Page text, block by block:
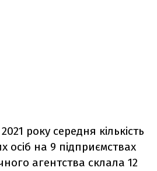
року середня кількість
на 9 підприємствах
агентства склала 12